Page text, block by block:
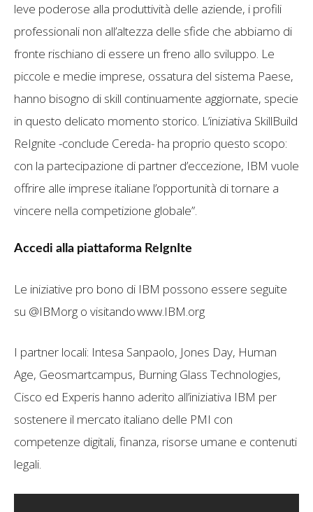
leve poderose alla produttività delle aziende, i profili
professionali non all’altezza delle sfide che abbiamo di
fronte rischiano di essere un freno allo sviluppo. Le
piccole e medie imprese, ossatura del sistema Paese,
hanno bisogno di skill continuamente aggiornate, specie
in questo delicato momento storico. L’iniziativa SkillBuild
ReIgnite -conclude Cereda- ha proprio questo scopo:
con la partecipazione di partner d’eccezione, IBM vuole
offrire alle imprese italiane l’opportunità di tornare a
vincere nella competizione globale”.
Accedi alla piattaforma ReIgnIte
Le iniziative pro bono di IBM possono essere seguite
su @IBMorg o visitando www.IBM.org
I partner locali: Intesa Sanpaolo, Jones Day, Human
Age, Geosmartcampus, Burning Glass Technologies,
Cisco ed Experis hanno aderito all’iniziativa IBM per
sostenere il mercato italiano delle PMI con
competenze digitali, finanza, risorse umane e contenuti
legali.